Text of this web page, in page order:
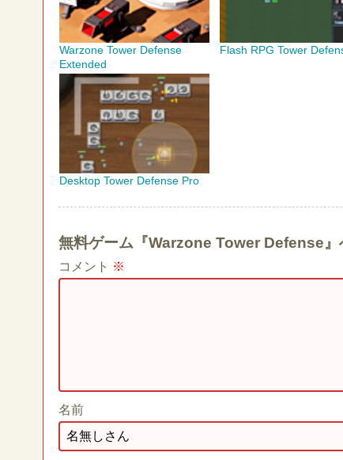
Warzone Tower Defense
Extended
Flash RPG Tower
Desktop Tower Defense Pro
無料ゲーム『Warzone Tower Defense』
コメント ※
名前